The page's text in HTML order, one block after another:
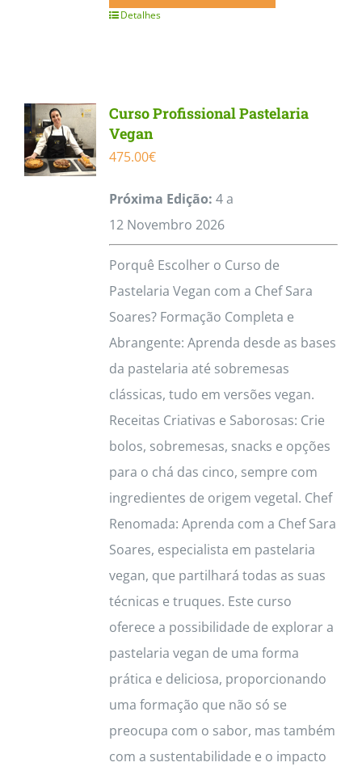
Detalhes
Curso Profissional Pastelaria
Vegan
475.00€
Próxima Edição: 4 a
12 Novembro 2026
Porquê Escolher o Curso de
Pastelaria Vegan com a Chef Sara
Soares? Formação Completa e
Abrangente: Aprenda desde as bases
da pastelaria até sobremesas
clássicas, tudo em versões vegan.
Receitas Criativas e Saborosas: Crie
bolos, sobremesas, snacks e opções
para o chá das cinco, sempre com
ingredientes de origem vegetal. Chef
Renomada: Aprenda com a Chef Sara
Soares, especialista em pastelaria
vegan, que partilhará todas as suas
técnicas e truques. Este curso
oferece a possibilidade de explorar a
pastelaria vegan de uma forma
prática e deliciosa, proporcionando
uma formação que não só se
preocupa com o sabor, mas também
com a sustentabilidade e o impacto